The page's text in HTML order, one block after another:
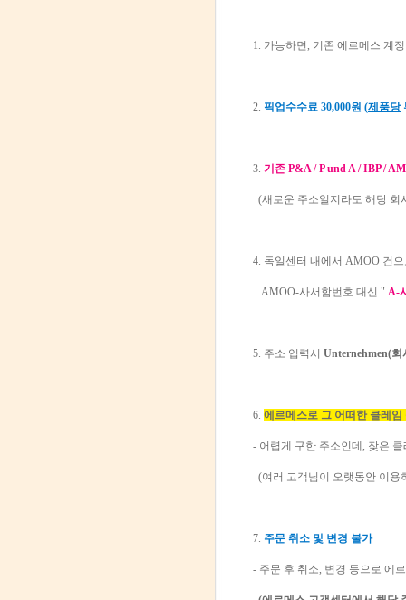
1. 가능하면, 기존 에르메스 계
2. 픽업수수료 30,000원 (제품당
3. 기존 P&A / P und A / IBP /
(새로운 주소일지라도 해당 회
4. 독일센터 내에서 AMOO 건
AMOO-사서함번호 대신 " A-
5. 주소 입력시 Unternehmen(
6. 에르메스로 그 어떠한 클레
- 어렵게 구한 주소인데, 잦은
(여러 고객님이 오랫동안 이
7. 주문 취소 및 변경 불가
- 주문 후 취소, 변경 등으로 에